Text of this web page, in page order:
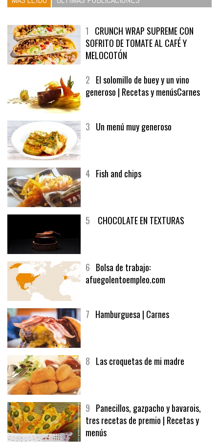
1 CRUNCH WRAP SUPREME CON
SOFRITO DE TOMATE AL CAFÉ Y
MELOCOTÓN
2 El solomillo de buey y un vino
generoso | Recetas y menúsCarnes
3 Un menú muy generoso
4 Fish and chips
5 CHOCOLATE EN TEXTURAS
6 Bolsa de trabajo:
afuegolentoempleo.com
7 Hamburguesa | Carnes
8 Las croquetas de mi madre
9 Panecillos, gazpacho y bavarois,
tres recetas de premio | Recetas y
menús